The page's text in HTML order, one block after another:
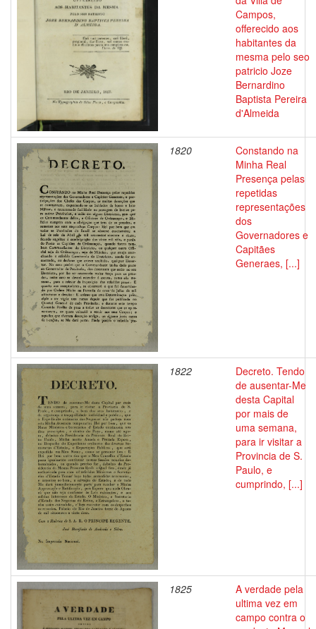
Campos,
offerecido aos
habitantes da
mesma pelo seo
patricio Joze
Bernardino
Baptista Pereira
d'Almeida
1820
Constando na
Minha Real
Presença pelas
repetidas
representações
dos
Governadores e
Capitães
Generaes, [...]
1822
Decreto. Tendo
de ausentar-Me
desta Capital
por mais de
uma semana,
para ir visitar a
Provincia de S.
Paulo, e
cumprindo, [...]
1825
A verdade pela
ultima vez em
campo contra o